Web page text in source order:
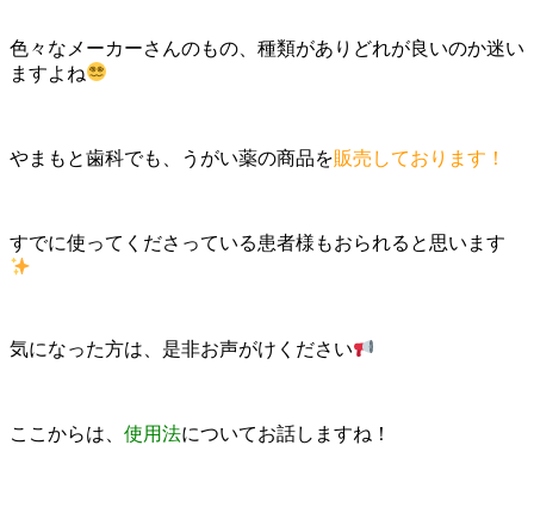
色々なメーカーさんのもの、種類がありどれが良いのか迷い
ますよね
やまもと歯科でも、うがい薬の商品を販売しております！
すでに使ってくださっている患者様もおられると思います
気になった方は、是非お声がけください
ここからは、 使用法についてお話しますね！